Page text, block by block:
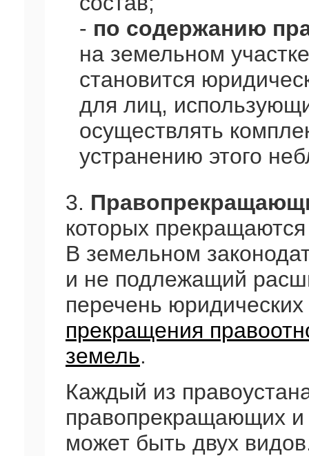
- по содержанию
на земельном
становится
для лиц,
осуществлять
устранению этого
3.
которых
В земельном
и не подлежащий
перечень
прекращения
земель.
Каждый из
правопрекращающих
может быть двух